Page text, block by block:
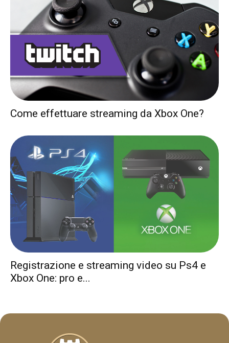
Come effettuare streaming da Xbox One?
Registrazione e streaming video su Ps4 e
Xbox One: pro e...